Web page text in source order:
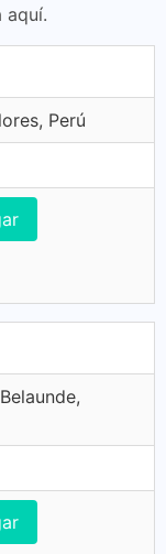
aquí.
Perú